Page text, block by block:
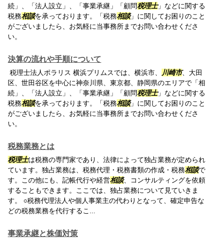
続」、「法人設立」、「事業承継」「顧問税理士」などに関する
税務相談を承っております。「税務相談」に関してお困りのこと
がございましたら、お気軽に当事務所までお問い合わせくださ
い。
決算の流れや手順について
税理士法人ポラリス 横浜プリムスでは、横浜市、 川崎市、大田
区、世田谷区を中心に神奈川県、東京都、静岡県のエリアで「相
続」、「法人設立」、「事業承継」「顧問税理士」などに関する
税務相談を承っております。「税務相談」に関してお困りのこと
がございましたら、お気軽に当事務所までお問い合わせくださ
い。
税務業務とは
税理士は税務の専門家であり、法律によって独占業務が定められ
ています。独占業務は、税務代理・税務書類の作成・税務相談で
す。この他にも、記帳代行や経営相談、コンサルティングを依頼
することもできます。ここでは、独占業務について見ていきま
す。 ○税務代理法人や個人事業主の代わりとなって、確定申告な
どの税務業務を代行するこ...
事業承継と株価対策